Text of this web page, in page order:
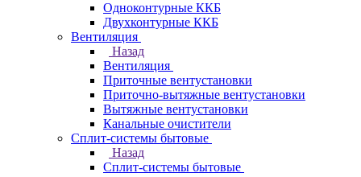
Одноконтурные ККБ
Двухконтурные ККБ
Вентиляция
Назад
Вентиляция
Приточные вентустановки
Приточно-вытяжные вентустановки
Вытяжные вентустановки
Канальные очистители
Сплит-системы бытовые
Назад
Сплит-системы бытовые